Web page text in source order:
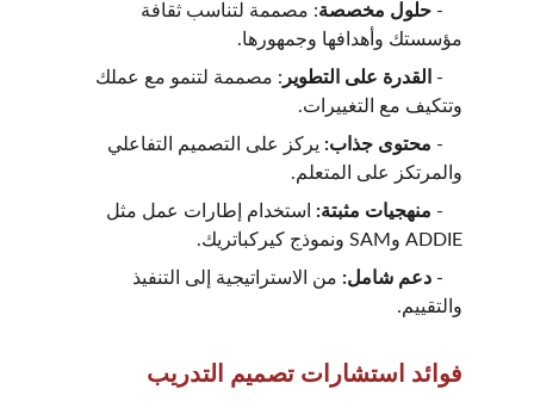
حلول مخصصة: مصممة لتناسب ثقافة
مؤسستك وأهدافها وجمهورها.
القدرة على التطوير : مصممة لتنمو مع عملك
وتتكيف مع التغييرات.
محتوى جذاب: يركز على التصميم التفاعلي
والمرتكز على المتعلم.
منهجيات مثبتة: استخدام إطارات عمل مثل
ADDIE وSAM ونموذج كيركباتريك.
دعم شامل: من الاستراتيجية إلى التنفيذ
والتقييم.
فوائد استشارات تصميم التدريب